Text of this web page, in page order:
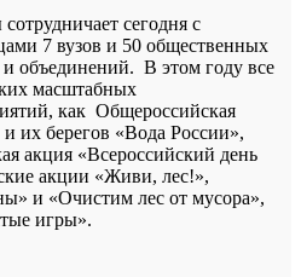
сегодня с
7 вузов и 50 общественных
объединений. В этом году все
масштабных
как Общероссийская
их берегов «Вода России»,
акция «Всероссийский день
акции «Живи, лес!»,
и «Очистим лес от мусора»,
игры».